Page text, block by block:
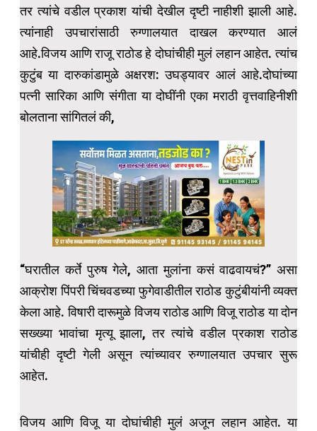
तर त्यांचे वडील प्रकाश यांची देखील दृष्टी नाहीशी झाली आहे.
त्यांनाही उपचारांसाठी रुग्णालयात दाखल करण्यात आलं
आहे.विजय आणि राजू राठोड हे दोघांचीही मुलं लहान आहेत. त्यांच
कुटुंब या दारुकांडामुळे अक्षरश: उघड्यावर आलं आहे.दोघांच्या
पत्नी सारिका आणि संगीता या दोघींनी एका मराठी वृत्तवाहिनीशी
बोलताना सांगितलं की,
“घरातील कर्ते पुरुष गेले, आता मुलांना कसं वाढवायचं?” असा
आक्रोश पिंपरी चिंचवडच्या फुगेवाडीतील राठोड कुटुंबीयांनी व्यक्त
केला आहे. विषारी दारूमुळे विजय राठोड आणि विजू राठोड या दोन
सख्ख्या भावांचा मृत्यू झाला, तर त्यांचे वडील प्रकाश राठोड
यांचीही दृष्टी गेली असून त्यांच्यावर रुग्णालयात उपचार सुरू
आहेत.
विजय आणि विजू या दोघांचीही मुलं अजून लहान आहेत. या